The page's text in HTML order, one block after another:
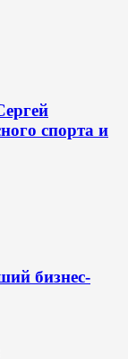
спорта и
бизнес-